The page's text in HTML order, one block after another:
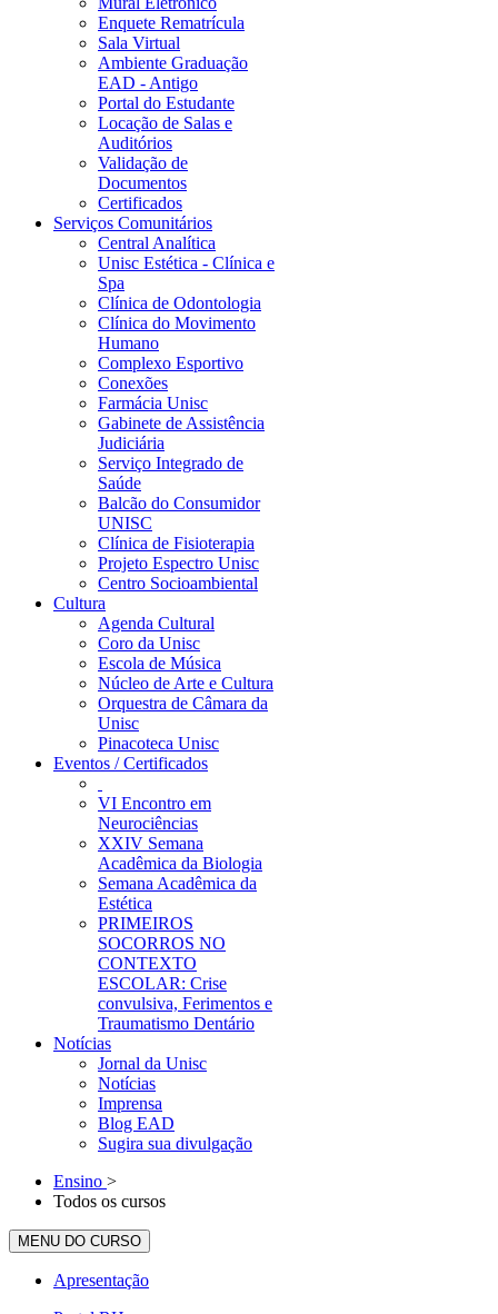
Enquete Rematrícula
Sala Virtual
Ambiente Graduação
EAD - Antigo
Portal do Estudante
Locação de Salas e
Auditórios
Validação de
Documentos
Certificados
Serviços Comunitários
Central Analítica
Unisc Estética - Clínica e
Spa
Clínica de Odontologia
Clínica do Movimento
Humano
Complexo Esportivo
Conexões
Farmácia Unisc
Gabinete de Assistência
Judiciária
Serviço Integrado de
Saúde
Balcão do Consumidor
UNISC
Clínica de Fisioterapia
Projeto Espectro Unisc
Centro Socioambiental
Cultura
Agenda Cultural
Coro da Unisc
Escola de Música
Núcleo de Arte e Cultura
Orquestra de Câmara da
Unisc
Pinacoteca Unisc
Eventos / Certificados
VI Encontro em
Neurociências
XXIV Semana
Acadêmica da Biologia
Semana Acadêmica da
Estética
PRIMEIROS
SOCORROS NO
CONTEXTO
ESCOLAR: Crise
convulsiva, Ferimentos e
Traumatismo Dentário
Notícias
Jornal da Unisc
Notícias
Imprensa
Blog EAD
Sugira sua divulgação
Ensino >
Todos os cursos
MENU DO CURSO
Apresentação